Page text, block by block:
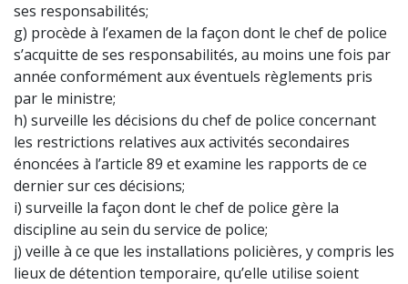
ses responsabilités;
g) procède à l’examen de la façon dont le chef de police
s’acquitte de ses responsabilités, au moins une fois par
année conformément aux éventuels règlements pris
par le ministre;
h) surveille les décisions du chef de police concernant
les restrictions relatives aux activités secondaires
énoncées à l’article 89 et examine les rapports de ce
dernier sur ces décisions;
i) surveille la façon dont le chef de police gère la
discipline au sein du service de police;
j) veille à ce que les installations policières, y compris les
lieux de détention temporaire, qu’elle utilise soient